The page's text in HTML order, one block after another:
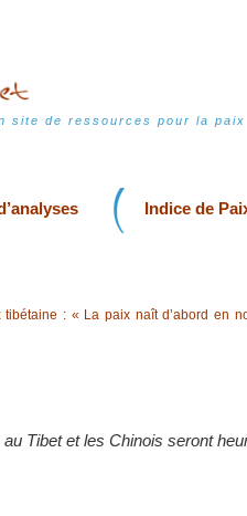
site de ressources pour la paix
Indice de
tibétaine : « La paix naît d’abord en
Tibet et les Chinois seront